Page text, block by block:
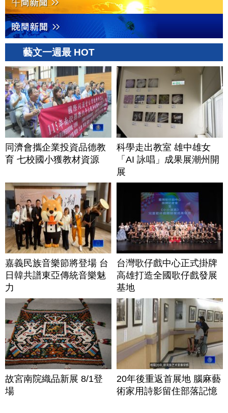
藝文一週最 HOT
同濟會攜企業投資品德教
育 七校國小獲教材資源
科學走出教室 雄中雄女
「AI 詠唱」成果展潮州開
展
嘉義民族音樂節將登場 台
日韓共譜東亞傳統音樂魅
力
台灣歌仔戲中心正式掛牌
高雄打造全國歌仔戲發展
基地
故宮南院織品新展 8/1登
場
20年後重返首展地 腦麻藝
術家用詩影留住部落記憶